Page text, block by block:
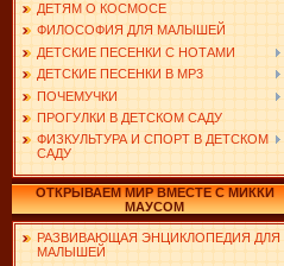
ДЕТЯМ О КОСМОСЕ
ФИЛОСОФИЯ ДЛЯ МАЛЫШЕЙ
ДЕТСКИЕ ПЕСЕНКИ С НОТАМИ
ДЕТСКИЕ ПЕСЕНКИ В MP3
ПОЧЕМУЧКИ
ПРОГУЛКИ В ДЕТСКОМ САДУ
ФИЗКУЛЬТУРА И СПОРТ В ДЕТСКОМ
САДУ
ОТКРЫВАЕМ МИР ВМЕСТЕ С МИККИ
МАУСОМ
РАЗВИВАЮЩАЯ ЭНЦИКЛОПЕДИЯ ДЛЯ
МАЛЫШЕЙ